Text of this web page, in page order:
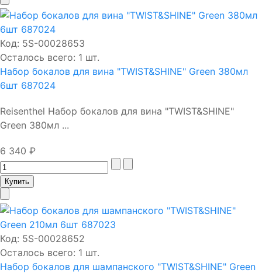
Код: 5S-00028653
Осталось всего: 1 шт.
Набор бокалов для вина "TWIST&SHINE" Green 380мл
6шт 687024
Reisenthel Набор бокалов для вина "TWIST&SHINE"
Green 380мл ...
6 340 ₽
Код: 5S-00028652
Осталось всего: 1 шт.
Набор бокалов для шампанского "TWIST&SHINE" Green